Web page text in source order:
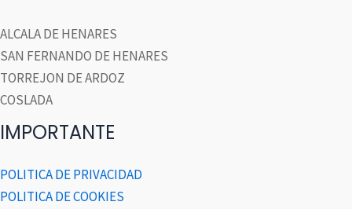
ALCALA DE HENARES
SAN FERNANDO DE HENARES
TORREJON DE ARDOZ
COSLADA
IMPORTANTE
POLITICA DE PRIVACIDAD
POLITICA DE COOKIES